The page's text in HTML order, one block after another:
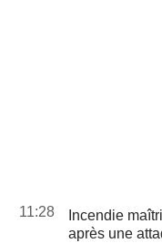
11:28
Incendie
après une